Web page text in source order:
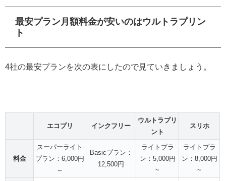
最安プラン月額料金が安いのはウルトラプリン
ト
4社の最安プランを次の表にしたので見ていきましょう。
エコプリ インクフリー
ウルトラプリ
ント
スリホ
料金
スーパーライト
プラン：6,000円
～
Basicプラン：
12,500円
ライトプラ
ン：5,000円
~
ライトプラ
ン：8,000円
~